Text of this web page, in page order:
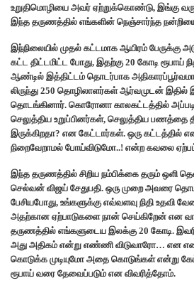
உறுதிமொழியை அவர் ஏற்றுக்கொண்டு, இங்கு
இந்த தருணத்தில் எங்களின் நெஞ்சார்ந்த
இந்நிலையில் முதல் கட்டமாக ஆயிரம் பேருக்கு
கட்ட திட்டமிட்ட போது, இதற்கு 20 கோடி ரூபாய்
ஆண்டில் இத்திட்டம் தொடர்பாக
லிருந்து 250 தொழிலாளர்கள் ஆர்வமுடன்
தொடங்கினார். கொரோனா காலகட்டத்தில்
செலுத்திய உறுப்பினர்கள், செலுத்திய பணத்தை
இருக்கிறதா? என கேட்டார்கள். ஒரு கட்டத்தில்
நிறைவேறாமல் போய்விடுமோ..! என்ற கவலை
இந்த தருணத்தில் சிறிய நம்பிக்கை தரும் ஒளி
செல்வன் விஜய் சேதுபதி. ஒரு முறை அவரை
பேசியபோது, உங்களுக்கு எவ்வளவு நிதி உதவி
அதற்கான ஏற்பாடுகளை நான் செய்கிறேன் என
தருணத்தில் எங்களுடைய இலக்கு 20 கோடி.
அது அதிகம் என்று எண்ணி விடுவாரோ… என
கொடுக்க முடியுமோ அதை கொடுங்கள் என்று
ரூபாய் வரை தேவைப்படும் என விவரித்தோம்.